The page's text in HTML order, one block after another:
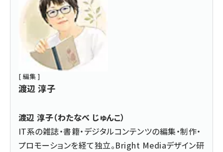
[ 編集 ]
渡辺 淳子
渡辺 淳子（わたなべ じゅんこ）
IT系の雑誌・書籍・デジタルコンテンツの編集・制作・
プロモーションを経て独立。Bright Mediaデザイン研